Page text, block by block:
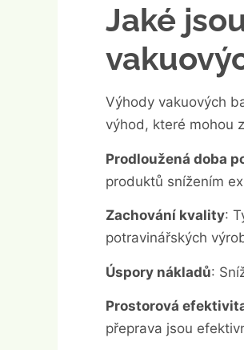
Jaké
Výhody vakuových
výhod, které mohou
Prodloužená doba
produktů snížením
Zachování kvality:
potravinářských
Úspory nákladů:
Prostorová
přeprava jsou